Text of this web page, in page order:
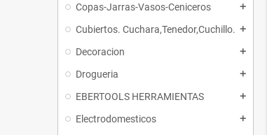
Copas-Jarras-Vasos-Ceniceros add
Cubiertos. Cuchara,Tenedor,Cuchillo. add
Decoracion add
Drogueria add
EBERTOOLS HERRAMIENTAS add
Electrodomesticos add